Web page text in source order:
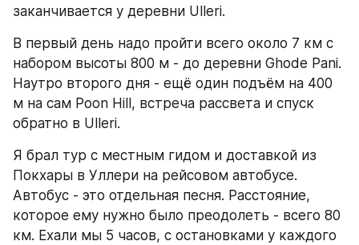
заканчивается у деревни Ulleri.
В первый день надо пройти всего около 7 км с
набором высоты 800 м - до деревни Ghode Pani.
Наутро второго дня - ещё один подъём на 400
м на сам Poon Hill, встреча рассвета и спуск
обратно в Ulleri.
Я брал тур с местным гидом и доставкой из
Покхары в Уллери на рейсовом автобусе.
Автобус - это отдельная песня. Расстояние,
которое ему нужно было преодолеть - всего 80
км. Ехали мы 5 часов, с остановками у каждого